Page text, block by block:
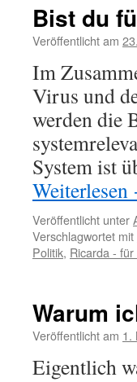
Bist du
Veröffentlicht am
Im
Virus und
werden die
System ist
Weiterlesen
Veröffentlicht unter
Verschlagwortet mit
Politik, Ricarda -
Warum
Veröffentlicht am 1.
Eigentlich